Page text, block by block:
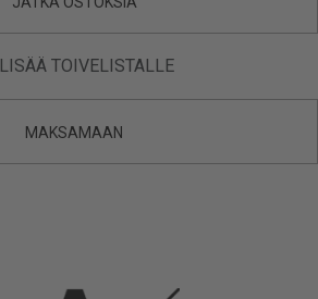
LISÄÄ TOIVELISTALLE
MAKSAMAAN